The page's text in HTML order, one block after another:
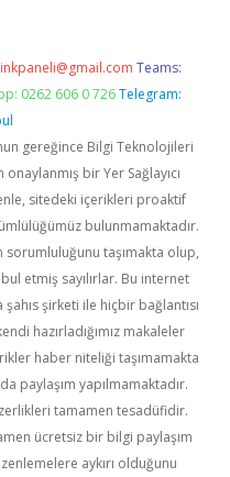
Teams:
0262 606 0 726 Telegram:
gereğince Bilgi Teknolojileri
bir Yer Sağlayıcı
sitedeki içerikleri proaktif
bulunmamaktadır.
sorumluluğunu taşımakta olup,
etmiş sayılırlar. Bu internet
şirketi ile hiçbir bağlantısı
hazırladığımız makaleler
haber niteliği taşımamakta
paylaşım yapılmamaktadır.
tamamen tesadüfidir.
ücretsiz bir bilgi paylaşım
aykırı olduğunu